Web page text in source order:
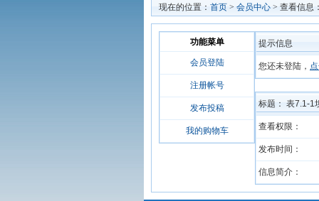
现在的位置： 首页 > 会员中心 > 查看信息
功能菜单
会员登陆
注册帐号
发布投稿
我的购物车
提示信息
您还未登陆，
标题： 表7.1-1
查看权限：
发布时间：
信息简介：